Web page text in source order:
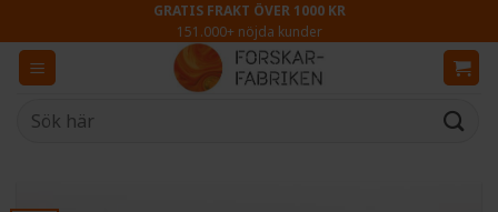
to
content
GRATIS FRAKT ÖVER 1000 KR
151.000+ nöjda kunder
Sök